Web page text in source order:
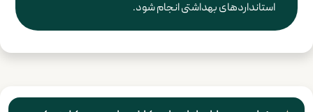
استانداردهای بهداشتی انجام شود.